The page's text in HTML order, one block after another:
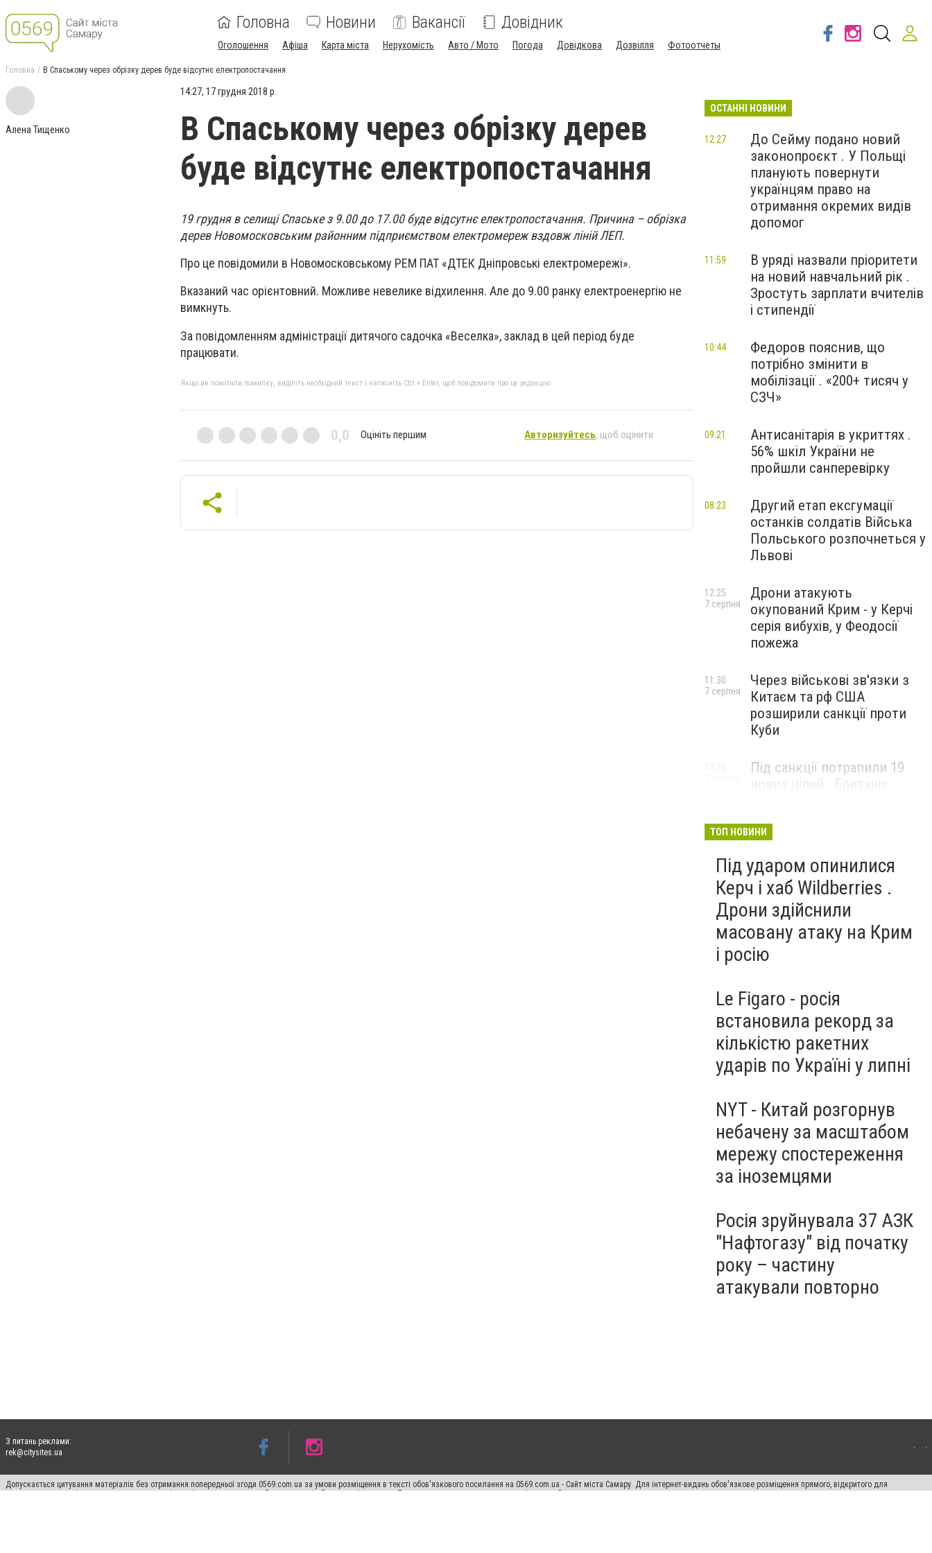
Головна Новини Вакансії Довідник
Оголошення Афіша Карта міста Нерухомість Авто / Мото Погода Довідкова Дозвілля Фотоотчеты
Головна В Спаському через обрізку дерев буде відсутнє електропостачання
Алена Тищенко
14:27, 17 грудня 2018 р.
В Спаському через обрізку дерев
буде відсутнє електропостачання
19 грудня в селищі Спаське з 9.00 до 17.00 буде відсутнє електропостачання. Причина – обрізка
дерев Новомосковським районним підприємством електромереж вздовж ліній ЛЕП.
Про це повідомили в Новомосковському РЕМ ПАТ «ДТЕК Дніпровські електромережі».
Вказаний час орієнтовний. Можливе невелике відхилення. Але до 9.00 ранку електроенергію не
вимкнуть.
За повідомленням адміністрації дитячого садочка «Веселка», заклад в цей період буде
працювати.
Якщо ви помітили помилку, виділіть необхідний текст і натисніть Ctrl + Enter, щоб повідомити про це редакцію
0,0 Оцініть першим Авторизуйтесь, щоб оцінити
ОСТАННІ НОВИНИ
До Сейму подано новий
законопроєкт . У Польщі
планують повернути
українцям право на
отримання окремих видів
допомог
12:27
В уряді назвали пріоритети
на новий навчальний рік .
Зростуть зарплати вчителів
і стипендії
11:59
Федоров пояснив, що
потрібно змінити в
мобілізації . «200+ тисяч у
СЗЧ»
10:44
Антисанітарія в укриттях .
56% шкіл України не
пройшли санперевірку
09:21
Другий етап ексгумації
останків солдатів Війська
Польського розпочнеться у
Львові
08:23
Дрони атакують
окупований Крим - у Керчі
серія вибухів, у Феодосії
пожежа
12:25
7 серпня
Через військові зв'язки з
Китаєм та рф США
розширили санкції проти
Куби
11:30
7 серпня
Під санкції потрапили 19
нових цілей . Британія
ТОП НОВИНИ
Під ударом опинилися
Керч і хаб Wildberries .
Дрони здійснили
масовану атаку на Крим
і росію
Le Figaro - росія
встановила рекорд за
кількістю ракетних
ударів по Україні у липні
NYT - Китай розгорнув
небачену за масштабом
мережу спостереження
за іноземцями
Росія зруйнувала 37 АЗК
"Нафтогазу" від початку
року – частину
атакували повторно
З питань реклами:
rek@citysites.ua
Допускається цитування матеріалів без отримання попередньої згоди 0569.com.ua за умови розміщення в тексті обов'язкового посилання на 0569.com.ua - Сайт міста Самару. Для інтернет-видань обов'язкове розміщення прямого, відкритого для
пошукових систем гіперпосилання на цитовані статті не нижче другого абзацу в тексті або в якості джерела. Порушення виняткових прав переслідується Законом.